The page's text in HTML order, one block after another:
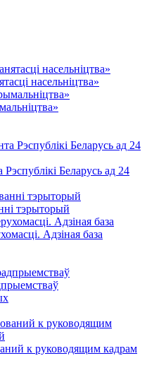
насельніцтва»
Беларусь ад 24
тэрыторый
Адзіная база
к руководящим кадрам